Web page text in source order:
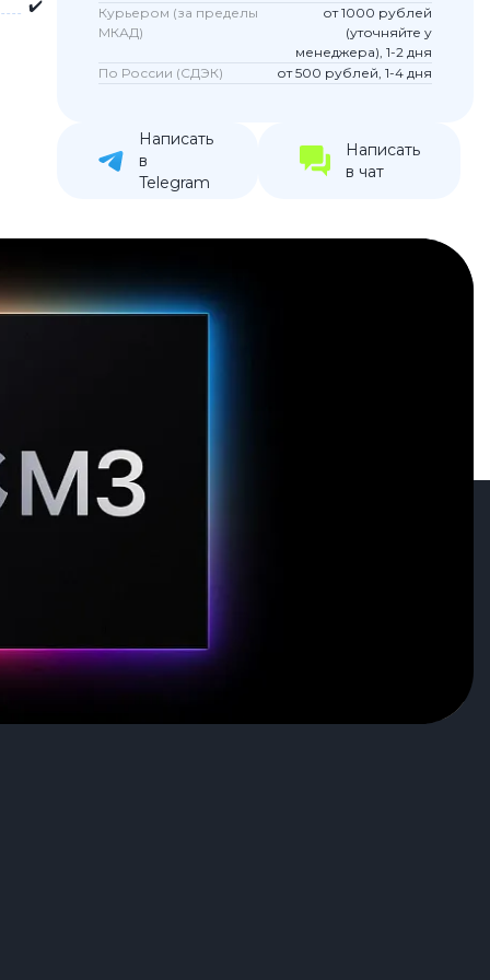
✔️
Курьером (за пределы
МКАД)
от 1000 рублей
(уточняйте у
менеджера), 1-2 дня
По России (СДЭК)
от 500 рублей, 1-4 дня
Написать
в
Telegram
Написать
в чат